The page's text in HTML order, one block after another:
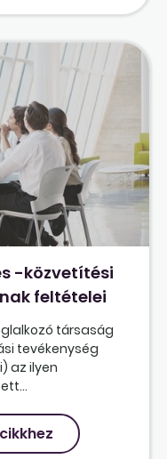
-közvetítési
feltételei
társaság
tevékenység
az ilyen